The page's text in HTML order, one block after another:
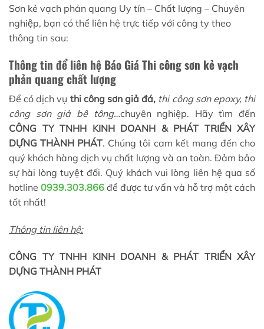
Sơn kẻ vạch phản quang Uy tín – Chất lượng – Chuyên
nghiệp, bạn có thể liên hệ trực tiếp với công ty theo
thông tin sau:
Thông tin để liên hệ Báo Giá Thi công sơn kẻ vạch
phản quang chất lượng
Để có dịch vụ thi công sơn giả đá, thi công sơn epoxy, thi
công sơn giả bê tông…chuyên nghiệp. Hãy tìm đến
CÔNG TY TNHH KINH DOANH & PHÁT TRIỂN XÂY
DỰNG THÀNH PHÁT. Chúng tôi cam kết mang đến cho
quý khách hàng dịch vụ chất lượng và an toàn. Đảm bảo
sự hài lòng tuyệt đối. Quý khách vui lòng liên hệ qua số
hotline 0939.303.866 để được tư vấn và hỗ trợ một cách
tốt nhất!
Thông tin liên hệ:
CÔNG TY TNHH KINH DOANH & PHÁT TRIỂN XÂY
DỰNG THÀNH PHÁT